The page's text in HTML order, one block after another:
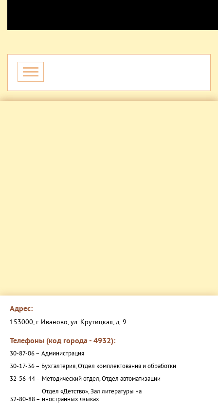
Адрес:
153000, г. Иваново, ул. Крутицкая, д. 9
Телефоны (код города - 4932):
30-87-06 – Администрация
30-17-36 – Бухгалтерия, Отдел комплектования и обработки
32-56-44 – Методический отдел, Отдел автоматизации
32-80-88 –
Отдел «Детство», Зал литературы на
иностранных языках